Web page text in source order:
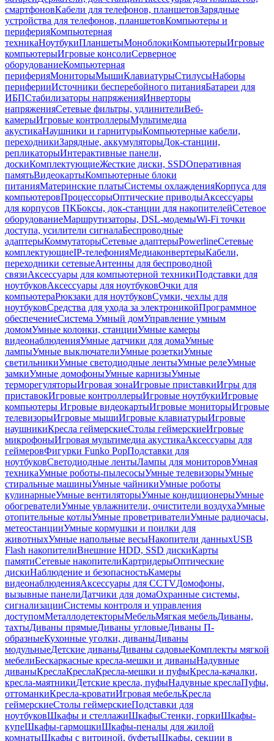
смартфоновКабели для телефонов, планшетовЗарядные
устройства для телефонов, планшетовКомпьютеры и
периферияКомпьютерная
техникаНоутбукиПланшетыМоноблокиКомпьютерыИгровые
компьютерыИгровые консолиСерверное
оборудованиеКомпьютерная
периферияМониторыМышиКлавиатурыСтилусыНаборы
периферииИсточники бесперебойного питанияБатареи для
ИБПСтабилизаторы напряженияИнверторы
напряженияСетевые фильтры, удлинителиВеб-
камерыИгровые контроллерыМультимедиа
акустикаНаушники и гарнитурыКомпьютерные кабели,
переходникиЗарядные, аккумуляторыДок-станции,
репликаторыИнтерактивные панели,
доскиКомплектующиеЖесткие диски, SSDОперативная
памятьВидеокартыКомпьютерные блоки
питанияМатеринские платыСистемы охлажденияКорпуса для
компьютеровПроцессорыОптические приводыАксессуары
для корпусов ПКБоксы, док-станции для накопителейСетевое
оборудованиеМаршрутизаторы, DSL-модемыWi-Fi точки
доступа, усилители сигналаБеспроводные
адаптерыКоммутаторыСетевые адаптерыPowerlineСетевые
комплектующиеIP-телефонияМедиаконвертерыКабели,
переходники сетевыеАнтенны для беспроводной
связиАксессуары для компьютерной техникиПодставки для
ноутбуковАксессуары для ноутбуковОчки для
компьютераРюкзаки для ноутбуковСумки, чехлы для
ноутбуковСредства для ухода за электроникойПрограммное
обеспечениеСистема Умный домУправление умным
домомУмные колонки, станцииУмные камеры
видеонаблюденияУмные датчики для домаУмные
лампыУмные выключателиУмные розеткиУмные
светильникиУмные светодиодные лентыУмные релеУмные
замкиУмные домофоныУмные карнизыУмные
терморегуляторыИгровая зонаИгровые приставкиИгры для
приставокИгровые контроллерыИгровые ноутбукиИгровые
компьютеры Игровые видеокартыИгровые мониторыИгровые
телевизорыИгровые мышиИгровые клавиатурыИгровые
наушникиКресла геймерскиеСтолы геймерскиеИгровые
микрофоныИгровая мультимедиа акустикаАксессуары для
геймеровФигурки Funko PopПодставки для
ноутбуковСветодиодные лентыЛампы для мониторовУмная
техникаУмные роботы-пылесосыУмные телевизорыУмные
стиральные машиныУмные чайникиУмные роботы
кулинарныеУмные вентиляторыУмные кондиционерыУмные
обогревателиУмные увлажнители, очистители воздухаУмные
отопительные котлыУмные проветривателиУмные радиочасы,
метеостанцииУмные кормушки и поилки для
животныхУмные напольные весыНакопители данныхUSB
Flash накопителиВнешние HDD, SSD дискиКарты
памятиСетевые накопителиКартридерыОптические
дискиНаблюдение и безопасностьКамеры
видеонаблюденияАксессуары для CCTVДомофоны,
вызывные панелиДатчики для домаОхранные системы,
сигнализацииСистемы контроля и управления
доступомМеталлодетекторыМебельМягкая мебельДиваны,
тахтыДиваны прямыеДиваны угловыеДиваны П-
образныеКухонные уголки, диваныДиваны
модульныеДетские диваныДиваны садовыеКомплекты мягкой
мебелиБескаркасные кресла-мешки и диваныНадувные
диваныКреслаКреслаКресла-мешки и пуфыКресла-качалки,
кресла-маятникиДетские кресла, пуфыНадувные креслаПуфы,
оттоманкиКресла-кроватиИгровая мебельКресла
геймерскиеСтолы геймерскиеПодставки для
ноутбуковШкафы и стеллажиШкафыСтенки, горкиШкафы-
купеШкафы-гармошкиШкафы-пеналы для жилой
комнатыШкафы с витриной, буфетыШкафы, секции в